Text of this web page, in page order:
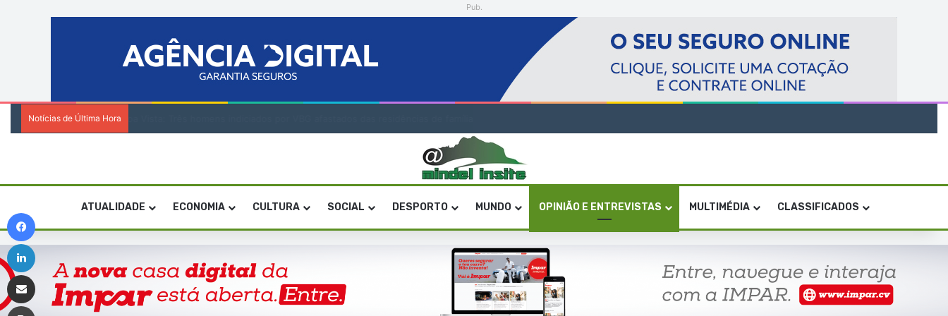
Pub.
Notícias de Última Hora
ATUALIDADE ECONOMIA CULTURA SOCIAL DESPORTO MUNDO OPINIÃO E ENTREVISTAS MULTIMÉDIA CLASSIFICADOS
Linkedin
Imprimir